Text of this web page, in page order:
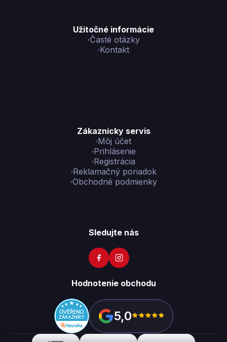
Užitočné informácie
Časté otázky
Kontakt
Zákaznícky servis
Môj účet
Prihlásenie
Registrácia
Reklamačný poriadok
Obchodné podmienky
Sledujte nás
Hodnotenie obchodu
5,0